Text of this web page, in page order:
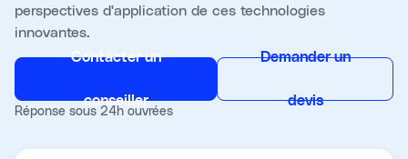
perspectives d'application de ces technologies
innovantes.
Contacter un
conseiller
Demander un
devis
Réponse sous 24h ouvrées